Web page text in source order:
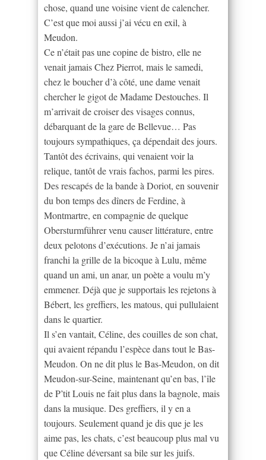
chose, quand une voisine vient de calencher.
C’est que moi aussi j’ai vécu en exil, à
Meudon.
Ce n’était pas une copine de bistro, elle ne
venait jamais Chez Pierrot, mais le samedi,
chez le boucher d’à côté, une dame venait
chercher le gigot de Madame Destouches. Il
m’arrivait de croiser des visages connus,
débarquant de la gare de Bellevue… Pas
toujours sympathiques, ça dépendait des jours.
Tantôt des écrivains, qui venaient voir la
relique, tantôt de vrais fachos, parmi les pires.
Des rescapés de la bande à Doriot, en souvenir
du bon temps des dîners de Ferdine, à
Montmartre, en compagnie de quelque
Obersturmführer venu causer littérature, entre
deux pelotons d’exécutions. Je n’ai jamais
franchi la grille de la bicoque à Lulu, même
quand un ami, un anar, un poète a voulu m’y
emmener. Déjà que je supportais les rejetons à
Bébert, les greffiers, les matous, qui pullulaient
dans le quartier.
Il s’en vantait, Céline, des couilles de son chat,
qui avaient répandu l’espèce dans tout le Bas-
Meudon. On ne dit plus le Bas-Meudon, on dit
Meudon-sur-Seine, maintenant qu’en bas, l’île
de P’tit Louis ne fait plus dans la bagnole, mais
dans la musique. Des greffiers, il y en a
toujours. Seulement quand je dis que je les
aime pas, les chats, c’est beaucoup plus mal vu
que Céline déversant sa bile sur les juifs.